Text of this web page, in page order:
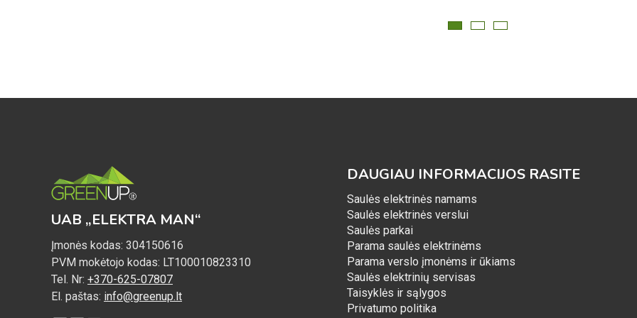
€ 780,00.€ 665,99.
UAB „ELEKTRA MAN“
Įmonės kodas: 304150616
PVM mokėtojo kodas: LT100010823310
Tel. Nr: +370-625-07807
El. paštas: info@greenup.lt
DAUGIAU INFORMACIJOS RASITE
Saulės elektrinės namams
Saulės elektrinės verslui
Saulės parkai
Parama saulės elektrinėms
Parama verslo įmonėms ir ūkiams
Saulės elektrinių servisas
Taisyklės ir sąlygos
Privatumo politika